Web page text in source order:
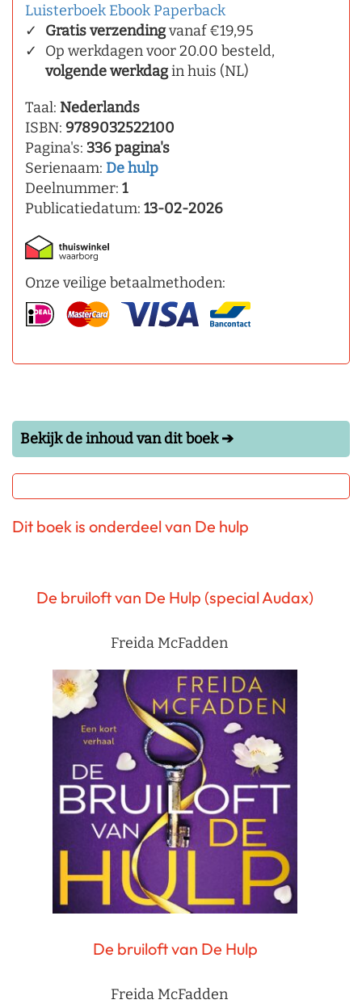
Luisterboek Ebook Paperback
Gratis verzendingvanaf €19,95
Op werkdagen voor 20.00 besteld,
volgende werkdagin huis (NL)
Taal: Nederlands
ISBN: 9789032522100
Pagina's: 336 pagina's
Serienaam: De hulp
Deelnummer: 1
Publicatiedatum: 13-02-2026
Onze veilige betaalmethoden:
Bekijk de inhoud van dit boek ➔
Dit boek is onderdeel van De hulp
De bruiloft van De Hulp (special Audax)
Freida McFadden
De bruiloft van De Hulp
Freida McFadden